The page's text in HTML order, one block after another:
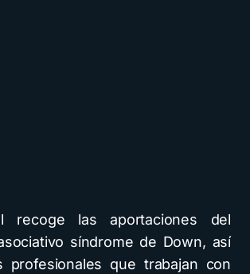
recoge las aportaciones del
síndrome de Down, así
profesionales que trabajan con